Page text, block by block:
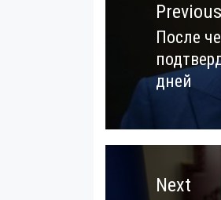
записямPrevious
Previous
post:
После
дней
Next